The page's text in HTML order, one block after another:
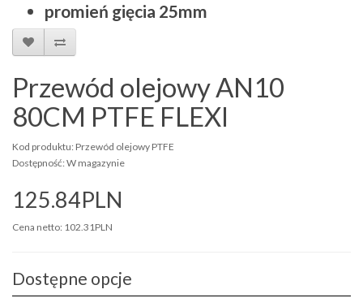
promień gięcia 25mm
Przewód olejowy AN10
80CM PTFE FLEXI
Kod produktu: Przewód olejowy PTFE
Dostępność: W magazynie
125.84PLN
Cena netto: 102.31PLN
Dostępne opcje